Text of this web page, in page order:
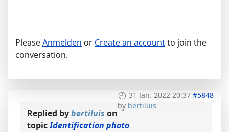
PleaseAnmelden or Create an accountto join the
conversation.
31 Jan. 2022 20:37 #5848
by bertiluis
Replied bybertiluis on
topicIdentification photo